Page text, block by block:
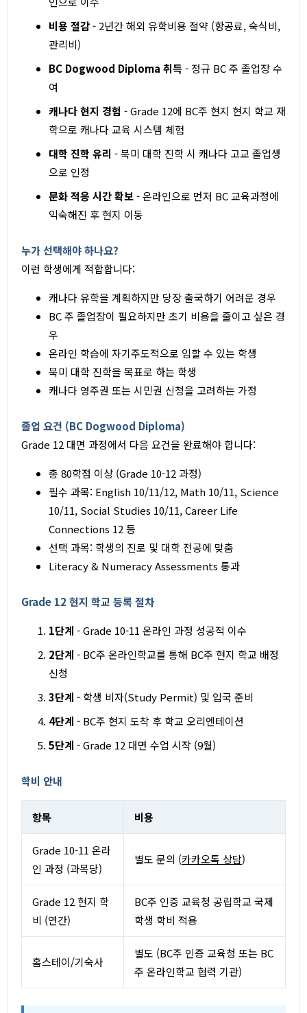
비용 절감- 2년간 해외 유학비용 절약 (항공료, 숙식비,
관리비)
BC Dogwood Diploma 취득 - 정규 BC 주 졸업장 수
여
캐나다 현지 경험 - Grade 12에 BC주 현지 현지 학교 재
학으로 캐나다 교육 시스템 체험
대학 진학 유리 - 북미 대학 진학 시 캐나다 고교 졸업생
으로 인정
문화 적응 시간 확보- 온라인으로 먼저 BC 교육과정에
익숙해진 후 현지 이동
누가 선택해야 하나요?
이런 학생에게 적합합니다:
캐나다 유학을 계획하지만 당장 출국하기 어려운 경우
BC 주 졸업장이 필요하지만 초기 비용을 줄이고 싶은 경
우
온라인 학습에 자기주도적으로 임할 수 있는 학생
북미 대학 진학을 목표로 하는 학생
캐나다 영주권 또는 시민권 신청을 고려하는 가정
졸업 요건 (BC Dogwood Diploma)
Grade 12 대면 과정에서 다음 요건을 완료해야 합니다:
총 80학점 이상 (Grade 10-12 과정)
필수 과목: English 10/11/12, Math 10/11, Science
10/11, Social Studies 10/11, Career Life
Connections 12 등
선택 과목: 학생의 진로 및 대학 전공에 맞춤
Literacy & Numeracy Assessments 통과
Grade 12 현지 학교 등록 절차
1단계 - Grade 10-11 온라인 과정 성공적 이수
2단계 - BC주 온라인학교를 통해 BC주 현지 학교 배정
신청
3단계 - 학생 비자(Study Permit) 및 입국 준비
4단계 - BC주 현지 도착 후 학교 오리엔테이션
5단계 - Grade 12 대면 수업 시작 (9월)
학비 안내
항목 비용
Grade 10-11 온라
인 과정 (과목당)
별도 문의 (카카오톡 상담)
Grade 12 현지 학
비 (연간)
BC주 인증 교육청 공립학교 국제
학생 학비 적용
홈스테이/기숙사
별도 (BC주 인증 교육청 또는 BC
주 온라인학교 협력 기관)